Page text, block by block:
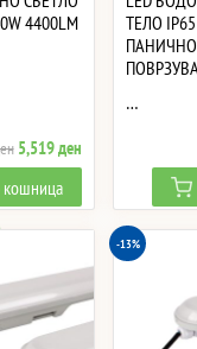
4400LM
Original
price
was:
6,308 ден.
5,519денCurrent
price
is:
5,519 ден.
кошница
ТЕЛО
ПАНИЧНО
…
-13%